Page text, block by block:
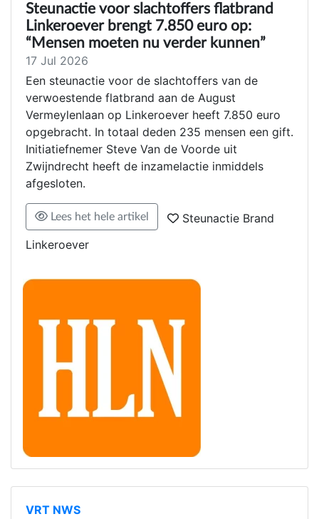
Steunactie voor slachtoffers flatbrand
Linkeroever brengt 7.850 euro op:
“Mensen moeten nu verder kunnen”
17 Jul 2026
Een steunactie voor de slachtoffers van de
verwoestende flatbrand aan de August
Vermeylenlaan op Linkeroever heeft 7.850 euro
opgebracht. In totaal deden 235 mensen een gift.
Initiatiefnemer Steve Van de Voorde uit
Zwijndrecht heeft de inzamelactie inmiddels
afgesloten.
Lees het hele artikel
Steunactie Brand
Linkeroever
VRT NWS